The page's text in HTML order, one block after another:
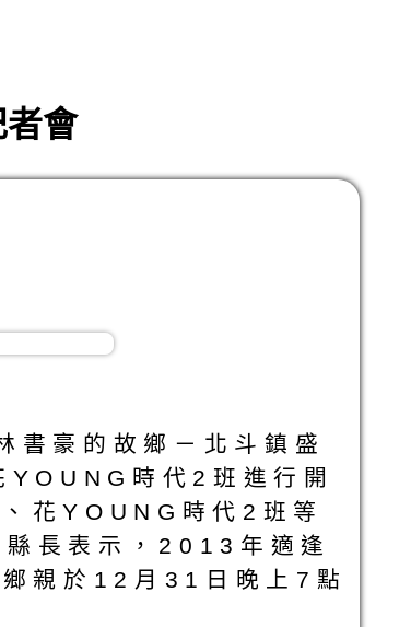
會
豪的故鄉－北斗鎮盛
YOUNG時代2班進行開
花YOUNG時代2班等
長表示，2013年適逢
親於12月31日晚上7點